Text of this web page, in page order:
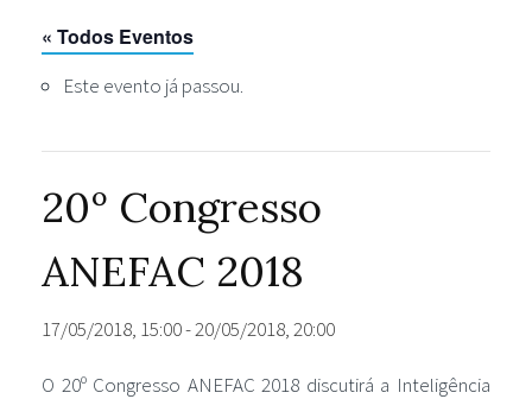
« Todos Eventos
Este evento já passou.
20º Congresso
ANEFAC 2018
17/05/2018, 15:00-20/05/2018, 20:00
O 20º Congresso ANEFAC 2018 discutirá a Inteligência